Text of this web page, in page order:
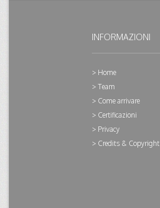
INFORMAZIONI
Home
Team
Come arrivare
Certificazioni
Privacy
Credits & Copyright